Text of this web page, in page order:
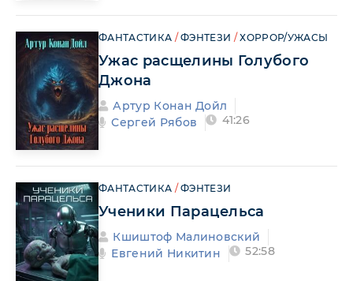
ФАНТАСТИКА /ФЭНТЕЗИ /ХОРРОР/УЖАСЫ
Ужас расщелины Голубого
Джона
Артур Конан Дойл
Сергей Рябов
41:26
ФАНТАСТИКА /ФЭНТЕЗИ
Ученики Парацельса
Кшиштоф Малиновский
Евгений Никитин
52:58